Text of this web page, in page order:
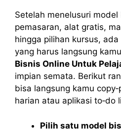
Setelah menelusuri
pemasaran, alat gratis,
hingga pilihan kursus,
yang harus langsung
Bisnis Online Untuk
impian semata. Berikut
bisa langsung kamu
harian atau aplikasi to‑do
Pilih satu model